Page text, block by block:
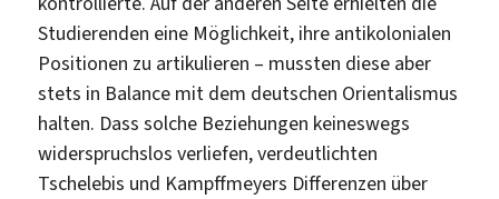
Studierenden eine Möglichkeit, ihre antikolonialen
Positionen zu artikulieren – mussten diese aber
stets in Balance mit dem deutschen Orientalismus
halten. Dass solche Beziehungen keineswegs
widerspruchslos verliefen, verdeutlichten
Tschelebis und Kampffmeyers Differenzen über